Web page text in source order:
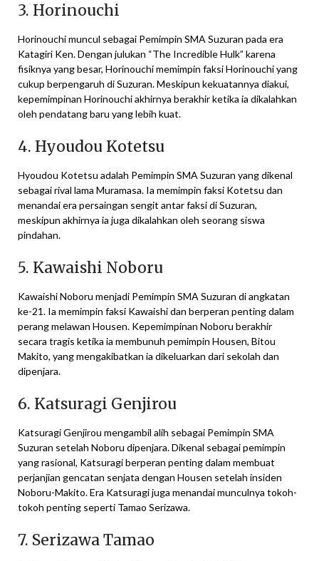
3. Horinouchi
Horinouchi muncul sebagai Pemimpin SMA Suzuran pada era
Katagiri Ken. Dengan julukan “The Incredible Hulk” karena
fisiknya yang besar, Horinouchi memimpin faksi Horinouchi yang
cukup berpengaruh di Suzuran. Meskipun kekuatannya diakui,
kepemimpinan Horinouchi akhirnya berakhir ketika ia dikalahkan
oleh pendatang baru yang lebih kuat.
4. Hyoudou Kotetsu
Hyoudou Kotetsu adalah Pemimpin SMA Suzuran yang dikenal
sebagai rival lama Muramasa. Ia memimpin faksi Kotetsu dan
menandai era persaingan sengit antar faksi di Suzuran,
meskipun akhirnya ia juga dikalahkan oleh seorang siswa
pindahan.
5. Kawaishi Noboru
Kawaishi Noboru menjadi Pemimpin SMA Suzuran di angkatan
ke-21. Ia memimpin faksi Kawaishi dan berperan penting dalam
perang melawan Housen. Kepemimpinan Noboru berakhir
secara tragis ketika ia membunuh pemimpin Housen, Bitou
Makito, yang mengakibatkan ia dikeluarkan dari sekolah dan
dipenjara.
6. Katsuragi Genjirou
Katsuragi Genjirou mengambil alih sebagai Pemimpin SMA
Suzuran setelah Noboru dipenjara. Dikenal sebagai pemimpin
yang rasional, Katsuragi berperan penting dalam membuat
perjanjian gencatan senjata dengan Housen setelah insiden
Noboru-Makito. Era Katsuragi juga menandai munculnya tokoh-
tokoh penting seperti Tamao Serizawa.
7. Serizawa Tamao